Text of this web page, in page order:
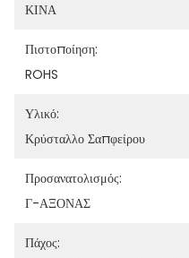
ΚΙΝΑ
Πιστοποίηση:
ROHS
Υλικό:
Κρύσταλλο Σαπφείρου
Προσανατολισμός:
Γ-ΑΞΟΝΑΣ
Πάχος: